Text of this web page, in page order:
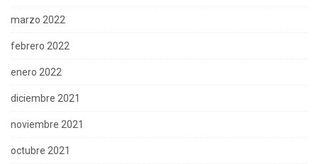
marzo 2022
febrero 2022
enero 2022
diciembre 2021
noviembre 2021
octubre 2021